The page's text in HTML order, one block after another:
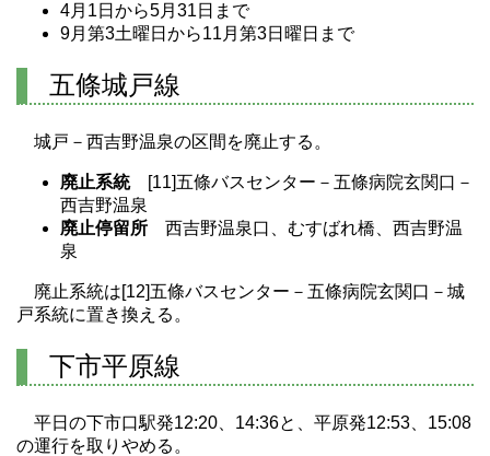
4月1日から5月31日まで
9月第3土曜日から11月第3日曜日まで
五條城戸線
城戸－西吉野温泉の区間を廃止する。
廃止系統[11]五條バスセンター－五條病院玄関口－
西吉野温泉
廃止停留所 西吉野温泉口、むすばれ橋、西吉野温
泉
廃止系統は[12]五條バスセンター－五條病院玄関口－城
戸系統に置き換える。
下市平原線
平日の下市口駅発12:20、14:36と、平原発12:53、15:08
の運行を取りやめる。